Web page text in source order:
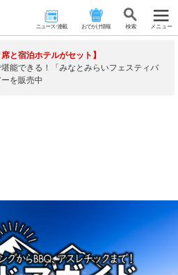
ニュース･連載 おでかけ情報 検 索 メニュー
席と宿泊ホテルがセット】
能できる！「みなとみらいフェスティバ
を販売中